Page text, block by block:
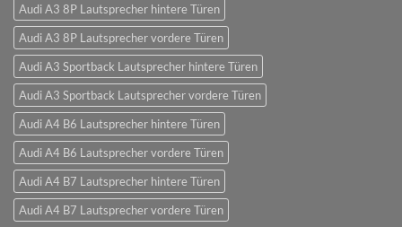
Audi A3 8P Lautsprecher hintere Türen
Audi A3 8P Lautsprecher vordere Türen
Audi A3 Sportback Lautsprecher hintere Türen
Audi A3 Sportback Lautsprecher vordere Türen
Audi A4 B6 Lautsprecher hintere Türen
Audi A4 B6 Lautsprecher vordere Türen
Audi A4 B7 Lautsprecher hintere Türen
Audi A4 B7 Lautsprecher vordere Türen